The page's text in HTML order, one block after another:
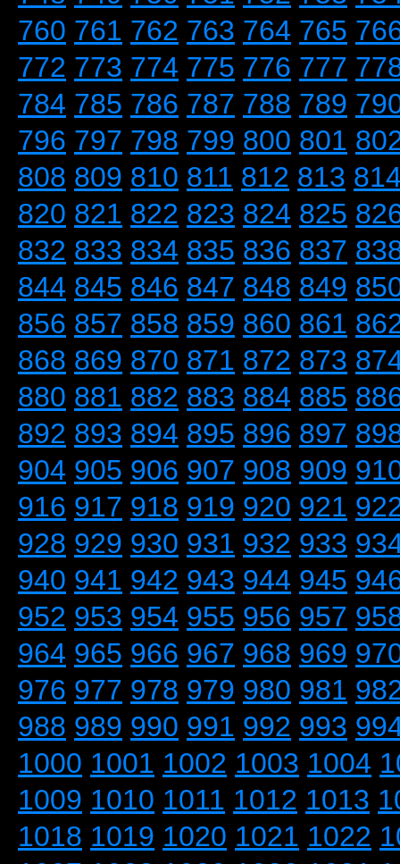
760 761 762 763 764 765
772 773 774 775 776 777
784 785 786 787 788 789
796 797 798 799 800 801
808 809 810 811 812 813
820 821 822 823 824 825
832 833 834 835 836 837
844 845 846 847 848 849
856 857 858 859 860 861
868 869 870 871 872 873
880 881 882 883 884 885
892 893 894 895 896 897
904 905 906 907 908 909
916 917 918 919 920 921
928 929 930 931 932 933
940 941 942 943 944 945
952 953 954 955 956 957
964 965 966 967 968 969
976 977 978 979 980 981
988 989 990 991 992 993
1000 1001 1002 1003 1004
1009 1010 1011 1012 1013
1018 1019 1020 1021 1022